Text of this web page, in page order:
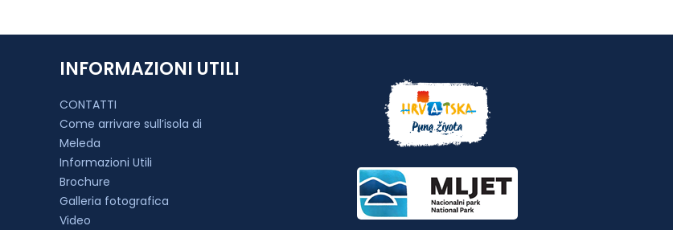
INFORMAZIONI UTILI
CONTATTI
Come arrivare sull’isola di
Meleda
Informazioni Utili
Brochure
Galleria fotografica
Video